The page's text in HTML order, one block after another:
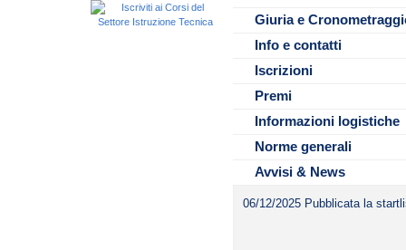
Giuria e
Info e contatti
Iscrizioni
Variazioni staffette fino alle
Premi
Premi a sorpresa per le
Per le società venete questa
Circuito Regionale GRAND
Informazioni logistiche
All’interno dell’impianto è
Norme generali
atleti iscritti alla
Per quanto non inserito nel
Norme e Linee guida
Avvisi & News
06/12/2025 Pubblicata la